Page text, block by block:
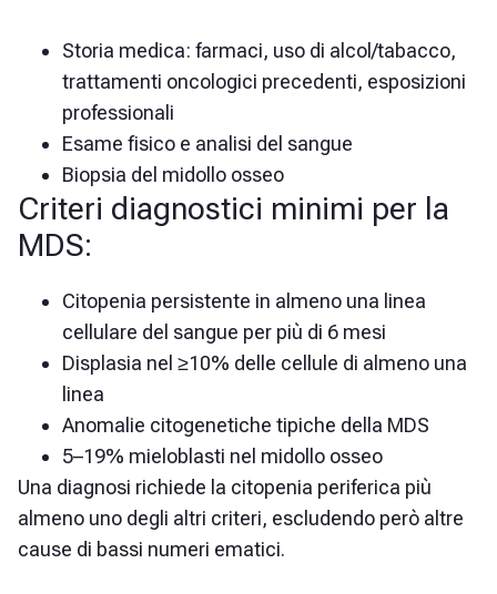
Storia medica: farmaci, uso di alcol/tabacco,
trattamenti oncologici precedenti, esposizioni
professionali
Esame fisico e analisi del sangue
Biopsia del midollo osseo
Criteri diagnostici minimi per la
MDS:
Citopenia persistente in almeno una linea
cellulare del sangue per più di 6 mesi
Displasia nel ≥10% delle cellule di almeno una
linea
Anomalie citogenetiche tipiche della MDS
5–19% mieloblasti nel midollo osseo
Una diagnosi richiede la citopenia periferica più
almeno uno degli altri criteri, escludendo però altre
cause di bassi numeri ematici.